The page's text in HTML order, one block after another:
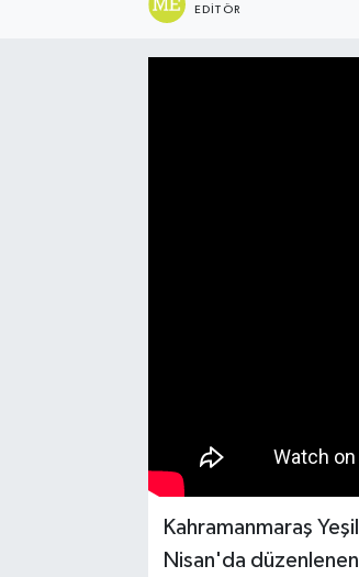
EDITÖR
Kahramanmaraş
Nisan'da